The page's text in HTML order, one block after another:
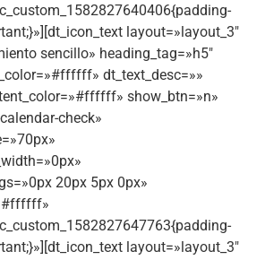
layout=»layout_3″
sencillo» heading_tag=»h5″
dt_text_desc=»»
show_btn=»n»
check»
20px 5px 0px»
layout=»layout_3″